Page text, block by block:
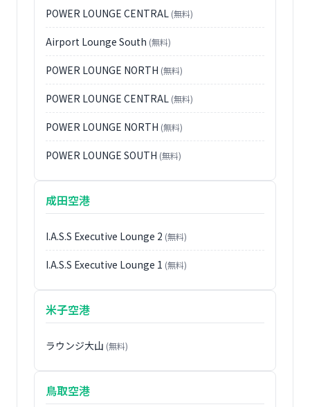
POWER LOUNGE CENTRAL (無料)
Airport Lounge South (無料)
POWER LOUNGE NORTH (無料)
POWER LOUNGE CENTRAL (無料)
POWER LOUNGE NORTH (無料)
POWER LOUNGE SOUTH (無料)
成田空港
I.A.S.S Executive Lounge 2 (無料)
I.A.S.S Executive Lounge 1 (無料)
米子空港
ラウンジ大山 (無料)
鳥取空港